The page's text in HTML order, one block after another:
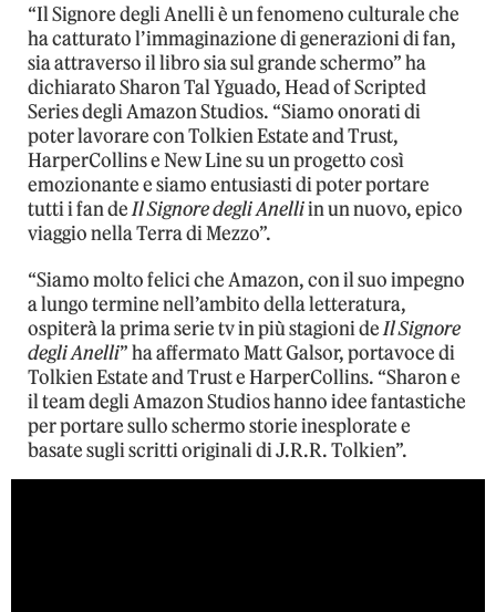
“Il Signore degli Anelli è un fenomeno culturale che
ha catturato l’immaginazione di generazioni di fan,
sia attraverso il libro sia sul grande schermo” ha
dichiarato Sharon Tal Yguado, Head of Scripted
Series degli Amazon Studios. “Siamo onorati di
poter lavorare con Tolkien Estate and Trust,
HarperCollins e New Line su un progetto così
emozionante e siamo entusiasti di poter portare
tutti i fan deIl Signore degli Anelliin un nuovo, epico
viaggio nella Terra di Mezzo”.
“Siamo molto felici che Amazon, con il suo impegno
a lungo termine nell’ambito della letteratura,
ospiterà la prima serie tv in più stagioni deIl Signore
degli Anelli” ha affermato Matt Galsor, portavoce di
Tolkien Estate and Trust e HarperCollins. “Sharon e
il team degli Amazon Studios hanno idee fantastiche
per portare sullo schermo storie inesplorate e
basate sugli scritti originali di J.R.R. Tolkien”.